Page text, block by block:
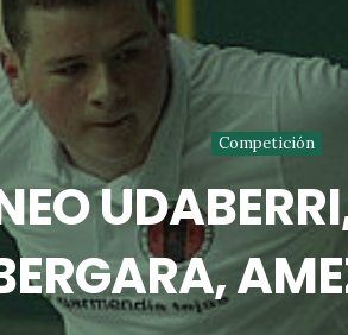
Competición